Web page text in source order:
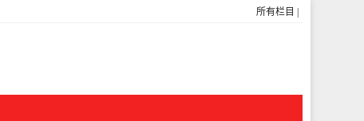
所有栏目